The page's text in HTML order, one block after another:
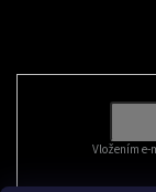
Vložením e-